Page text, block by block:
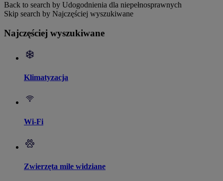
Back to search by Udogodnienia dla niepełnosprawnych
Skip search by Najczęściej wyszukiwane
Najczęściej wyszukiwane
Klimatyzacja
Wi-Fi
Zwierzęta mile widziane